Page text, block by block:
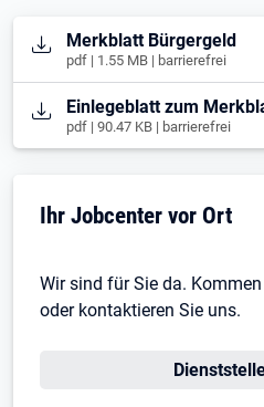
Öffnet in neuem Tab
Merkblatt Bürgergeld
pdf | 1.55 MB | barrierefrei
Öffnet in neuem Tab
Einlegeblatt zum
pdf | 90.47 KB | barrierefrei
Ihr Jobcenter vor Ort
Wir sind für Sie da.
oder kontaktieren Sie uns.